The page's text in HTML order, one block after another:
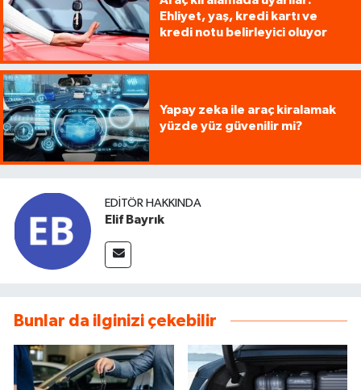
Ehliyet, yaş, kredi kartı ve
kredi notu belirleyici oluyor
Yapay zeka ile araç kiralamak
yüzde yüz güvenilir mi?
EDITÖR HAKKINDA
Elif Bayrık
Bunlar da ilginizi çekebilir